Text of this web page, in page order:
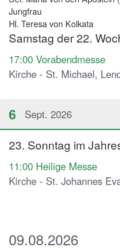
Jungfrau
Hl. Teresa von Kolkata
Samstag der 22.
17:00 Vorabendmesse
Kirche - St. Michael,
6 Sept. 2026
23. Sonntag im
11:00 Heilige Messe
Kirche - St. Johannes
09.08.2026